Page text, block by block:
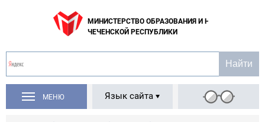
МИНИСТЕРСТВО ОБРАЗОВАНИЯ И НАУКИ
ЧЕЧЕНСКОЙ РЕСПУБЛИКИ
МЕНЮ Язык сайта